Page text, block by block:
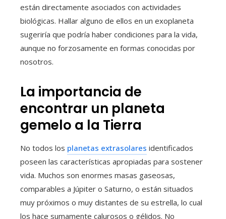
están directamente asociados con actividades
biológicas. Hallar alguno de ellos en un exoplaneta
sugeriría que podría haber condiciones para la vida,
aunque no forzosamente en formas conocidas por
nosotros.
La importancia de
encontrar un planeta
gemelo a la Tierra
No todos los planetas extrasolares identificados
poseen las características apropiadas para sostener
vida. Muchos son enormes masas gaseosas,
comparables a Júpiter o Saturno, o están situados
muy próximos o muy distantes de su estrella, lo cual
los hace sumamente calurosos o gélidos. No